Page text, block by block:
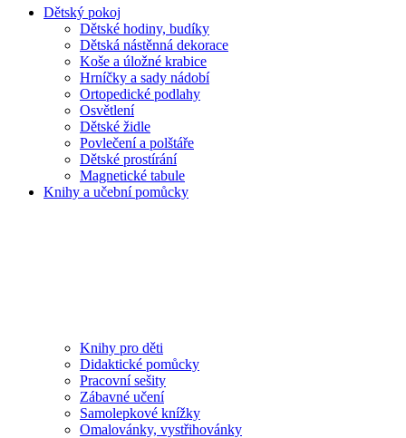
Dětský pokoj
Dětské hodiny, budíky
Dětská nástěnná dekorace
Koše a úložné krabice
Hrníčky a sady nádobí
Ortopedické podlahy
Osvětlení
Dětské židle
Povlečení a polštáře
Dětské prostírání
Magnetické tabule
Knihy a učební pomůcky
Knihy pro děti
Didaktické pomůcky
Pracovní sešity
Zábavné učení
Samolepkové knížky
Omalovánky, vystřihovánky